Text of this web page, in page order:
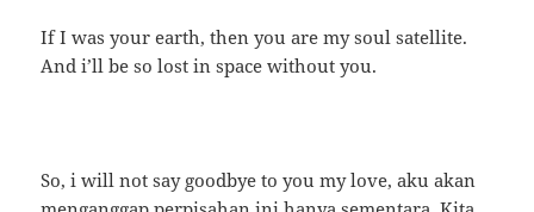
If I was your earth, then you are my soul satellite.
And i’ll be so lost in space without you.
So, i will not say goodbye to you my love, aku akan